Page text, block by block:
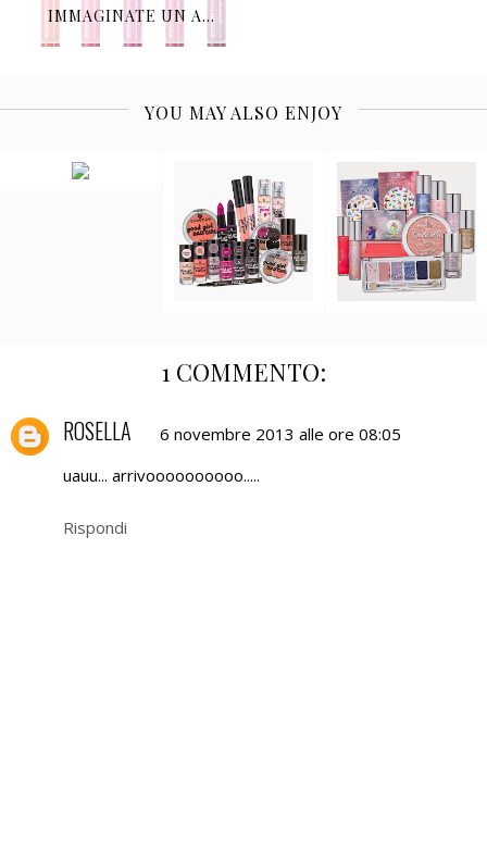
IMMAGINATE UN AUTUNNO PIENO DI COLORE… ISADORA
YOU MAY ALSO ENJOY
1 COMMENTO:
ROSELLA
6 novembre 2013 alle ore 08:05
uauu... arrivoooooooooo.....
Rispondi